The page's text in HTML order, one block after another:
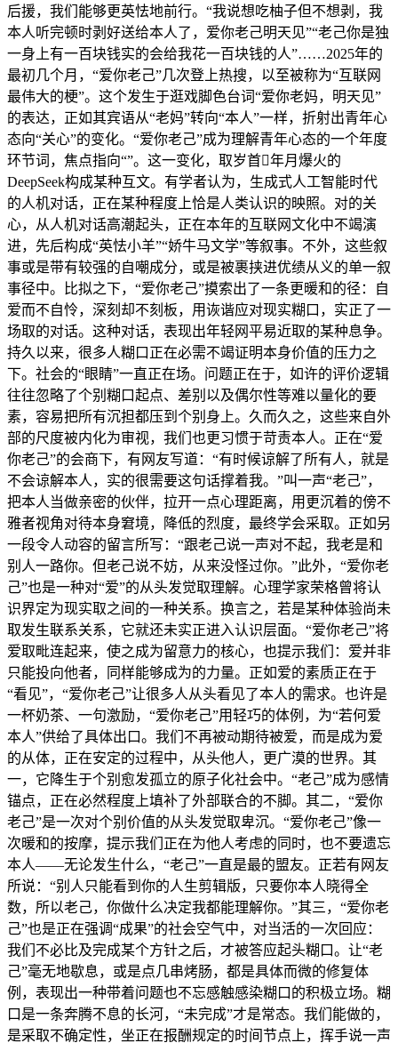
后援，我们能够更英怯地前行。“我说想吃柚子但不想剥，我
本人听完顿时剥好送给本人了，爱你老己明天见”“老己你是独
一身上有一百块钱实的会给我花一百块钱的人”……2025年的
最初几个月，“爱你老己”几次登上热搜，以至被称为“互联网
最伟大的梗”。这个发生于逛戏脚色台词“爱你老妈，明天见”
的表达，正如其宾语从“老妈”转向“本人”一样，折射出青年心
态向“关心”的变化。“爱你老己”成为理解青年心态的一个年度
环节词，焦点指向“”。这一变化，取岁首年月爆火的
DeepSeek构成某种互文。有学者认为，生成式人工智能时代
的人机对话，正在某种程度上恰是人类认识的映照。对的关
心，从人机对话高潮起头，正在本年的互联网文化中不竭演
进，先后构成“英怯小羊”“娇牛马文学”等叙事。不外，这些叙
事或是带有较强的自嘲成分，或是被裹挟进优绩从义的单一叙
事径中。比拟之下，“爱你老己”摸索出了一条更暖和的径：自
爱而不自怜，深刻却不刻板，用诙谐应对现实糊口，实正了一
场取的对话。这种对话，表现出年轻网平易近取的某种息争。
持久以来，很多人糊口正在必需不竭证明本身价值的压力之
下。社会的“眼睛”一直正在场。问题正在于，如许的评价逻辑
往往忽略了个别糊口起点、差别以及偶尔性等难以量化的要
素，容易把所有沉担都压到个别身上。久而久之，这些来自外
部的尺度被内化为审视，我们也更习惯于苛责本人。正在“爱
你老己”的会商下，有网友写道：“有时候谅解了所有人，就是
不会谅解本人，实的很需要这句话撑着我。”叫一声“老己”，
把本人当做亲密的伙伴，拉开一点心理距离，用更沉着的傍不
雅者视角对待本身窘境，降低的烈度，最终学会采取。正如另
一段令人动容的留言所写：“跟老己说一声对不起，我老是和
别人一路你。但老己说不妨，从来没怪过你。”此外，“爱你老
己”也是一种对“爱”的从头发觉取理解。心理学家荣格曾将认
识界定为现实取之间的一种关系。换言之，若是某种体验尚未
取发生联系关系，它就还未实正进入认识层面。“爱你老己”将
爱取毗连起来，使之成为留意力的核心，也提示我们：爱并非
只能投向他者，同样能够成为的力量。正如爱的素质正在于
“看见”，“爱你老己”让很多人从头看见了本人的需求。也许是
一杯奶茶、一句激励，“爱你老己”用轻巧的体例，为“若何爱
本人”供给了具体出口。我们不再被动期待被爱，而是成为爱
的从体，正在安定的过程中，从头他人，更广漠的世界。其
一，它降生于个别愈发孤立的原子化社会中。“老己”成为感情
锚点，正在必然程度上填补了外部联合的不脚。其二，“爱你
老己”是一次对个别价值的从头发觉取卑沉。“爱你老己”像一
次暖和的按摩，提示我们正在为他人考虑的同时，也不要遗忘
本人——无论发生什么，“老己”一直是最的盟友。正若有网友
所说：“别人只能看到你的人生剪辑版，只要你本人晓得全
数，所以老己，你做什么决定我都能理解你。”其三，“爱你老
己”也是正在强调“成果”的社会空气中，对当活的一次回应：
我们不必比及完成某个方针之后，才被答应起头糊口。让“老
己”毫无地歇息，或是点几串烤肠，都是具体而微的修复体
例，表现出一种带着问题也不忘感触感染糊口的积极立场。糊
口是一条奔腾不息的长河，“未完成”才是常态。我们能做的，
是采取不确定性，坐正在报酬规定的时间节点上，挥手说一声